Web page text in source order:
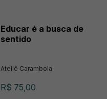
Educar é a busca de
sentido
Ateliê Carambola
R$ 75,00